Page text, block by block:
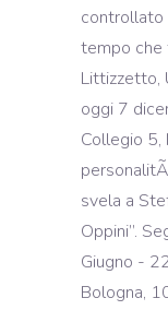
controllato
tempo che
Littizzetto,
oggi 7
Collegio 5,
svela a
Oppini”.
Giugno -
Bologna,